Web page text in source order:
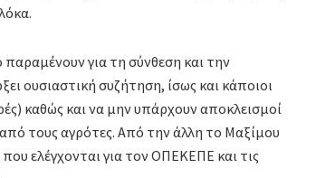
για τη σύνθεση και την
ουσιαστική συζήτηση, ίσως και κάποιοι
καθώς και να μην υπάρχουν αποκλεισμοί
τους αγρότες. Από την άλλη το Μαξίμου
ελέγχονται για τον ΟΠΕΚΕΠΕ και τις